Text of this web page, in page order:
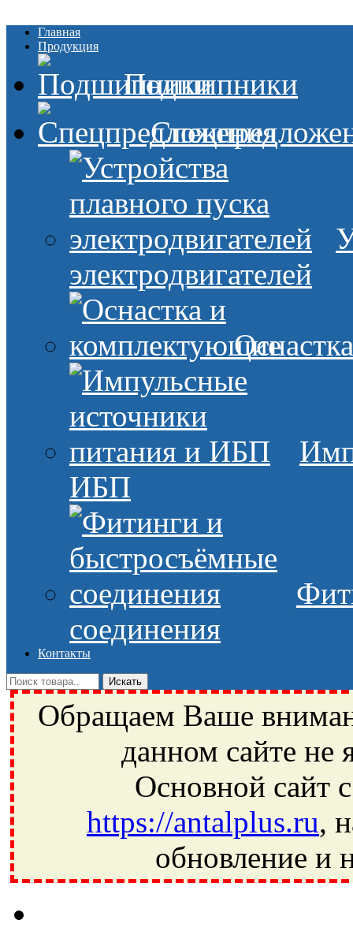
Главная
Продукция
Подшипники
электродвигателей
ИБП
соединения
Контакты
Обращаем Ваше
данном сайте не
Основной сайт
https://antalplus.ru,
обновление и
Ивантеевка, подшипники, пневматика, метизы, техника,